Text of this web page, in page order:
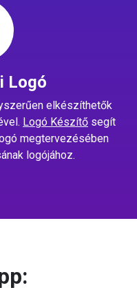
Logó
elkészíthetők
Logó Készítő segít
megtervezésében
logójához.